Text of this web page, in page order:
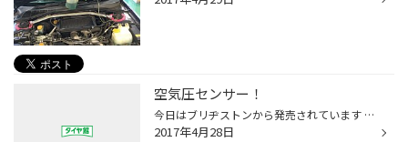
空気圧センサー！
今日はブリヂストンから発売されています タイヤ空気圧モニタリングシステム ＴＰＭＳの取付けを行いました。 スタッドレスタイヤ装着時に取付させていただいたお客様だったのですが、 今日は夏タイヤへの履き替えでご来店いただき、センサーが付いていると安心感が違う！ との事で夏タイヤにも装着...
2017年4月28日